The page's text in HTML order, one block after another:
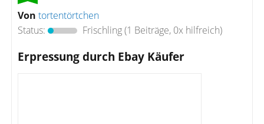
Von tortentörtchen
Status:
Frischling(1 Beiträge, 0x hilfreich)
Erpressung durch Ebay Käufer